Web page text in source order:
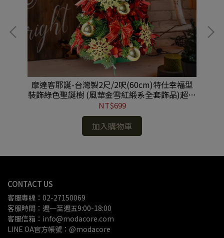
摩達客耶誕-台灣製2尺/2呎(60cm)特仕幸福型
裝飾綠色聖誕樹 (風華金雪紅緞系全套飾品)超值
組不含燈/本島免運費 #YS-HGT2202001
NT$699
加入購物車
CONTACT US
客服專線：02-27150069
客服時間：週一至週五9:00-18:00
客服信箱：info@modacore.com
LINE OA官方帳號：@modacore